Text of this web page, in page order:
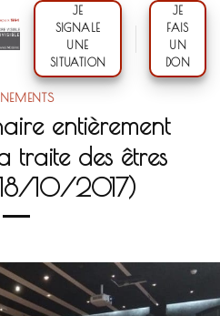
JE
SIGNALE
UNE
SITUATION
JE
FAIS
UN
DON
entièrement
traite des êtres
10/2017)